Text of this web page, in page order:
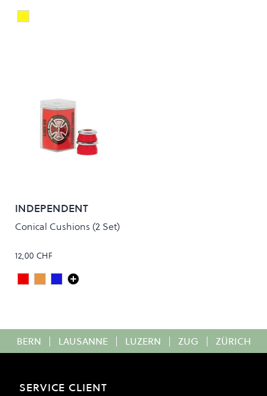
Colour
Yellow/Green/Black
INDEPENDENT
Conical Cushions (2 Set)
12,00 CHF
Colour
Standard Soft 88A Red
Standard Medium 90A Orange
Standard Medium Hard 92A Blue
BERN | LAUSANNE | LUZERN | ZUG | ZÜRICH
SERVICE CLIENT